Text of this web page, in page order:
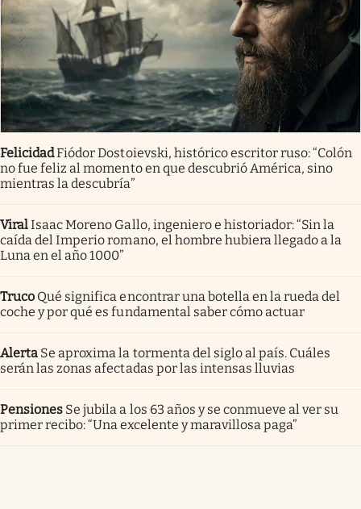
FelicidadFiódor Dostoievski, histórico escritor ruso: “Colón
no fue feliz al momento en que descubrió América, sino
mientras la descubría”
ViralIsaac Moreno Gallo, ingeniero e historiador: “Sin la
caída del Imperio romano, el hombre hubiera llegado a la
Luna en el año 1000”
Truco Qué significa encontrar una botella en la rueda del
coche y por qué es fundamental saber cómo actuar
Alerta Se aproxima la tormenta del siglo al país. Cuáles
serán las zonas afectadas por las intensas lluvias
Pensiones Se jubila a los 63 años y se conmueve al ver su
primer recibo: “Una excelente y maravillosa paga”